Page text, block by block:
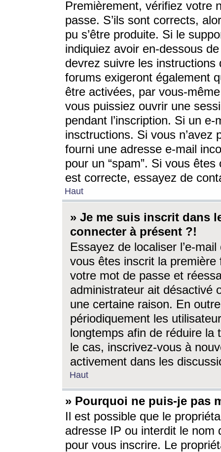
Premièrement, vérifiez votre
passe. S’ils sont corrects,
pu s’être produite. Si le
indiquiez avoir en-dessous
devrez suivre les
forums exigeront également
être activées, par vous-
vous puissiez ouvrir une
pendant l’inscription. Si un
insctructions. Si vous n’avez
fourni une adresse e-mail
pour un “spam”. Si vous
est correcte, essayez de
Haut
» Je me suis inscrit dans
connecter à présent ?!
Essayez de localiser l’e-
vous êtes inscrit la première
votre mot de passe et
administrateur ait désactivé
une certaine raison. En
périodiquement les
longtemps afin de réduire la
le cas, inscrivez-vous à
activement dans les
Haut
» Pourquoi ne puis-je pas
Il est possible que le
adresse IP ou interdit le nom
pour vous inscrire. Le